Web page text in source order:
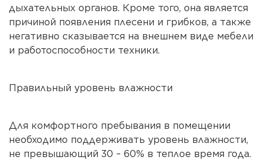
дыхательных органов. Кроме того, она является
причиной появления плесени и грибков, а также
негативно сказывается на внешнем виде мебели
и работоспособности техники.
Правильный уровень влажности
Для комфортного пребывания в помещении
необходимо поддерживать уровень влажности,
не превышающий 30 – 60% в теплое время года.